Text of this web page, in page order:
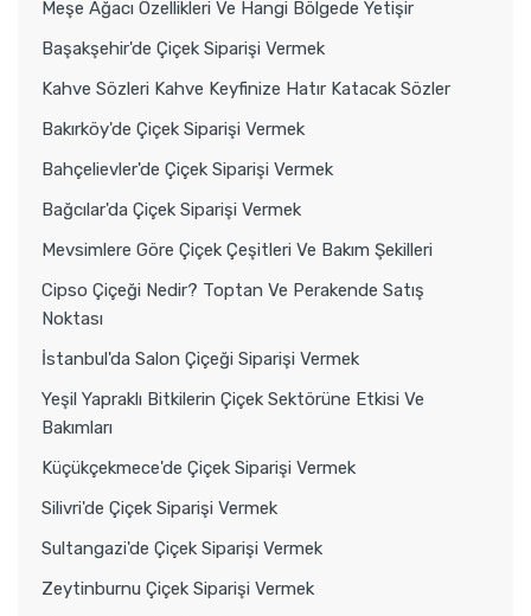
Meşe Ağacı Özellikleri Ve Hangi Bölgede Yetişir
Başakşehir'de Çiçek Siparişi Vermek
Kahve Sözleri Kahve Keyfinize Hatır Katacak Sözler
Bakırköy'de Çiçek Siparişi Vermek
Bahçelievler'de Çiçek Siparişi Vermek
Bağcılar'da Çiçek Siparişi Vermek
Mevsimlere Göre Çiçek Çeşitleri Ve Bakım Şekilleri
Cipso Çiçeği Nedir? Toptan Ve Perakende Satış
Noktası
İstanbul'da Salon Çiçeği Siparişi Vermek
Yeşil Yapraklı Bitkilerin Çiçek Sektörüne Etkisi Ve
Bakımları
Küçükçekmece'de Çiçek Siparişi Vermek
Silivri'de Çiçek Siparişi Vermek
Sultangazi'de Çiçek Siparişi Vermek
Zeytinburnu Çiçek Siparişi Vermek